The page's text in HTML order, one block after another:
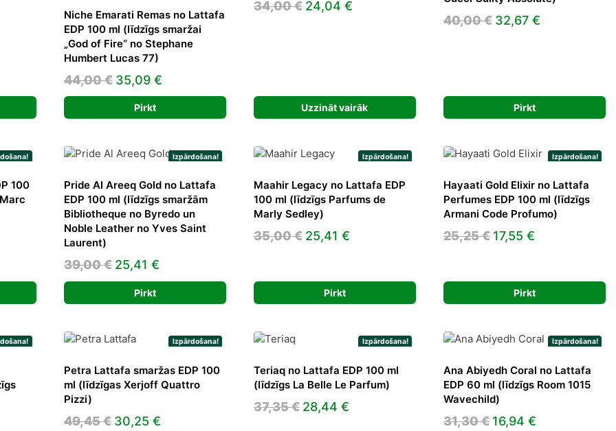
Niche Emarati Remas no Lattafa
EDP 100 ml (līdzīgs smaržai
„God of Fire“ no Stephane
Humbert Lucas 77)
44,00€ Original
price
was:
35,09 €Current
price
is:
Pirkt
34,00€ Original
24,04 €Current
Uzzināt vairāk
40,00€ Original
32,67 €Current
Pirkt
100
Izpārdošana!
Pride Al Areeq Gold no Lattafa
EDP 100 ml (līdzīgs smaržām
Bibliotheque no Byredo un
Noble Leather no Yves Saint
Laurent)
39,00€ Original
price
was:
25,41 €Current
price
is:
Pirkt
Izpārdošana!
Maahir Legacy no Lattafa EDP
100 ml (līdzīgs Parfums de
Marly Sedley)
35,00€ Original
35,00 €.
25,41 €Current
Pirkt
Izpārdošana!
Hayaati Gold Elixir no Lattafa
Perfumes EDP 100 ml (līdzīgs
Armani Code Profumo)
25,25€ Original
25,25 €.
17,55 €Current
17,55 €.
Pirkt
Izpārdošana!
Petra Lattafa smaržas EDP 100
ml (līdzīgas Xerjoff Quattro
Pizzi)
49,45€ Original
30,25 €Current
Izpārdošana!
Teriaq no Lattafa EDP 100 ml
(līdzīgs La Belle Le Parfum)
37,35€ Original
28,44 €Current
Izpārdošana!
Ana Abiyedh Coral no Lattafa
EDP 60 ml (līdzīgs Room 1015
Wavechild)
31,30€ Original
16,94 €Current